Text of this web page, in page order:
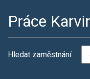
Práce
Hledat zaměstnání